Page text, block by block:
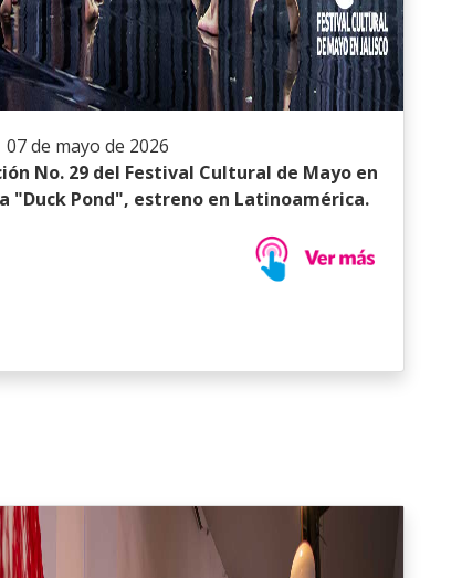
07 de mayo de 2026
No. 29 del Festival Cultural de Mayo en
"Duck Pond", estreno en Latinoamérica.